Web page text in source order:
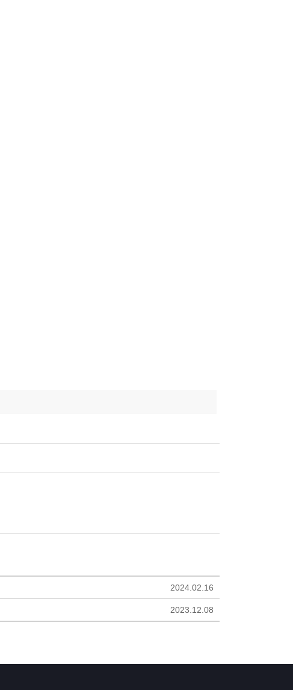
2024.02.16
2023.12.08